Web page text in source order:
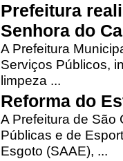
Prefeitura
Senhora do
A Prefeitura
Serviços Públicos,
limpeza ...
Reforma do
A Prefeitura de São
Públicas e de
Esgoto (SAAE), ...